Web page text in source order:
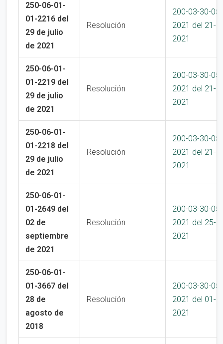
250-06-01-
01-2216 del
29 de julio
de 2021
Resolución
200-03-30-
2021 del 21-
2021
250-06-01-
01-2219 del
29 de julio
de 2021
Resolución
200-03-30-
2021 del 21-
2021
250-06-01-
01-2218 del
29 de julio
de 2021
Resolución
200-03-30-
2021 del 21-
2021
250-06-01-
01-2649 del
02 de
septiembre
de 2021
Resolución
200-03-30-
2021 del 25-
2021
250-06-01-
01-3667 del
28 de
agosto de
2018
Resolución
200-03-30-
2021 del 01-
2021